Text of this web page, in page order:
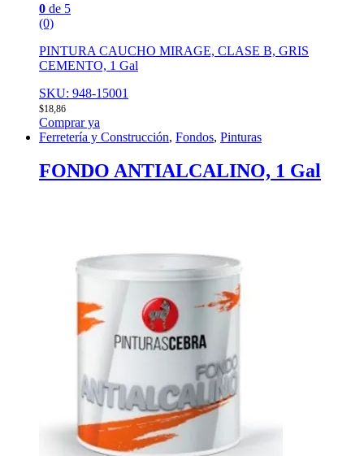
0 de 5
(0)
PINTURA CAUCHO MIRAGE, CLASE B, GRIS
CEMENTO, 1 Gal
SKU: 948-15001
$18,86
Comprar ya
Ferretería y Construcción, Fondos, Pinturas
FONDO ANTIALCALINO, 1 Gal